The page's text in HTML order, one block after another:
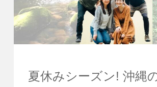
夏休みシーズン! 沖縄